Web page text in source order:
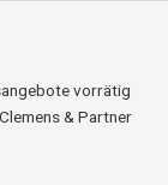
vorrätig
& Partner